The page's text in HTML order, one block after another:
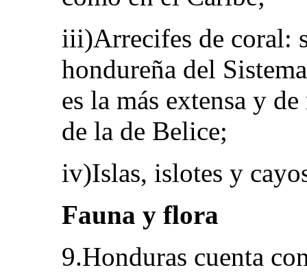
iii)Arrecifes de coral:
hondureña del
es la más extensa y
de la de Belice;
iv)Islas, islotes y
Fauna y flora
9.Honduras cuenta